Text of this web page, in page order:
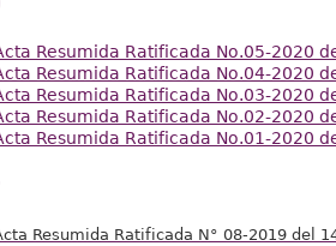
Resumida Ratificada No.05-2020
Resumida Ratificada No.04-2020
Resumida Ratificada No.03-2020
Resumida Ratificada No.02-2020
Resumida Ratificada No.01-2020
Resumida Ratificada N° 08-2019 del